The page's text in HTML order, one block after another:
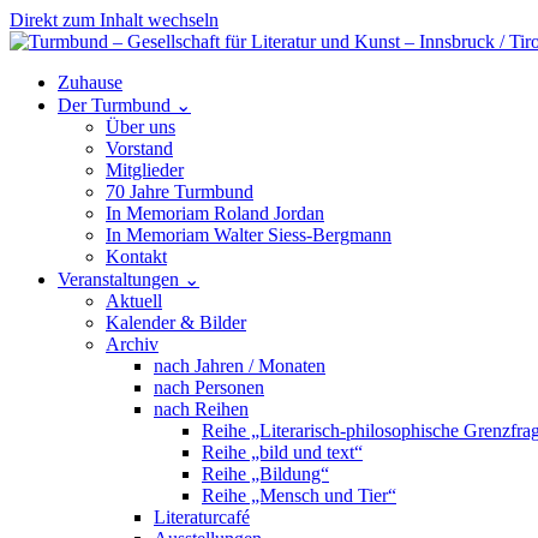
Direkt zum Inhalt wechseln
Hauptnavigation
Zuhause
Der Turmbund ⌄
Über uns
Vorstand
Mitglieder
70 Jahre Turmbund
In Memoriam Roland Jordan
In Memoriam Walter Siess-Bergmann
Kontakt
Veranstaltungen ⌄
Aktuell
Kalender & Bilder
Archiv
nach Jahren / Monaten
nach Personen
nach Reihen
Reihe „Literarisch-philosophische
Reihe „bild und text“
Reihe „Bildung“
Reihe „Mensch und Tier“
Literaturcafé